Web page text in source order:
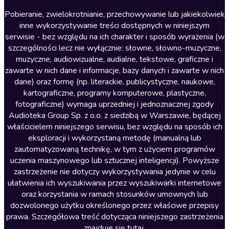
Literatura anglojęzyczna
Literatura faktu
Literatura obyczajowa
Literatura piękna obca
Literatura piękna polska
Nagrania relaksacyjne
Nauka języków
Nauki humanistyczne
Podcasty i audycje
Polityka
Prasa
Religia
Romans
Pobieranie, zwielokrotnianie, przechowywanie lub jakiekolwiek
inne wykorzystywanie treści dostępnych w niniejszym
serwisie - bez względu na ich charakter i sposób wyrażenia (w
szczególności lecz nie wyłącznie: słowne, słowno-muzyczne,
muzyczne, audiowizualne, audialne, tekstowe, graficzne i
zawarte w nich dane i informacje, bazy danych i zawarte w nich
dane) oraz formę (np. literackie, publicystyczne, naukowe,
kartograficzne, programy komputerowe, plastyczne,
fotograficzne) wymaga uprzedniej i jednoznacznej zgody
Audioteka Group Sp. z o.o. z siedzibą w Warszawie, będącej
właścicielem niniejszego serwisu, bez względu na sposób ich
eksploracji i wykorzystaną metodę (manualną lub
zautomatyzowaną technikę, w tym z użyciem programów
uczenia maszynowego lub sztucznej inteligencji). Powyższe
zastrzeżenie nie dotyczy wykorzystywania jedynie w celu
ułatwienia ich wyszukiwania przez wyszukiwarki internetowe
oraz korzystania w ramach stosunków umownych lub
dozwolonego użytku określonego przez właściwe przepisy
prawa. Szczegółowa treść dotycząca niniejszego zastrzeżenia